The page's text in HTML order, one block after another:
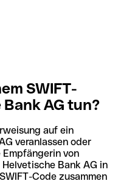
SWIFT-
AG tun?
auf ein
veranlassen oder
von
Bank AG in
Code zusammen